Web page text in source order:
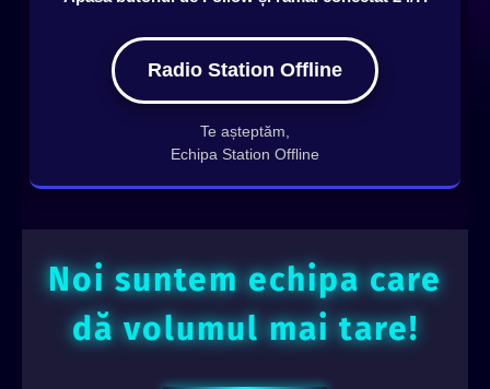
Radio Station Offline
Te așteptăm,
Echipa Station Offline
Noi suntem echipa care
dă volumul mai tare!